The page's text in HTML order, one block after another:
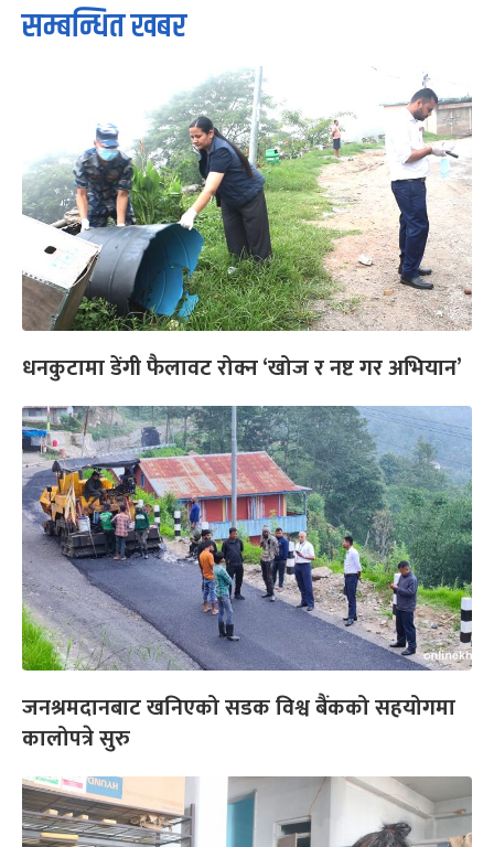
सम्बन्धित खबर
धनकुटामा डेंगी फैलावट रोक्न ‘खोज र नष्ट गर अभियान’
जनश्रमदानबाट खनिएको सडक विश्व बैंकको सहयोगमा
कालोपत्रे सुरु